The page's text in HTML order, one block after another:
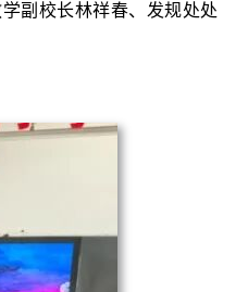
副校长林祥春、发规处处